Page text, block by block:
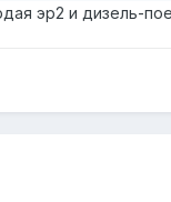
эр2 и дизель-